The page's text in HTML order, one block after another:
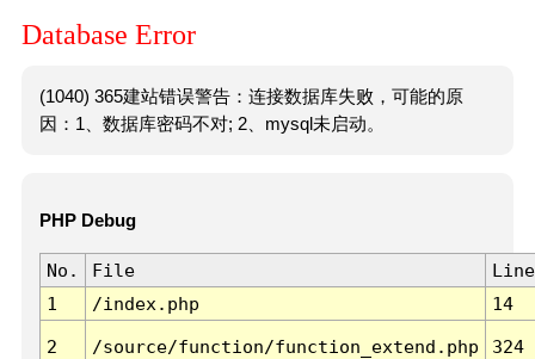
Database Error
(1040) 365建站错误警告：连接数据库失败，可能的原
因：1、数据库密码不对; 2、mysql未启动。
PHP Debug
No. File
Line
1
/index.php 14
2 /source/function/function_extend.php 324